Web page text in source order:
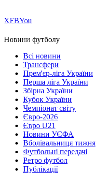
ХFBYou
Новини футболу
Всі новини
Трансфери
Прем'єр-ліга України
Перша ліга України
Збірна України
Кубок України
Чемпіонат світу
Євро-2026
Євро U21
Новини УЄФА
Вболівальниця тижня
Футбольні передачі
Ретро футбол
Публікації